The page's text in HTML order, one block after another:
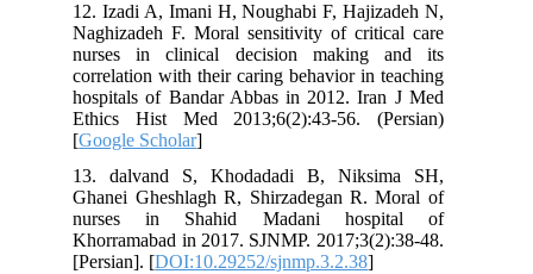
12. Izadi A, Imani H, Noughabi F, Hajizadeh N,
Naghizadeh F. Moral sensitivity of critical care
nurses in clinical decision making and its
correlation with their caring behavior in teaching
hospitals of Bandar Abbas in 2012. Iran J Med
Ethics Hist Med 2013;6(2):43-56. (Persian)
[Google Scholar
13. dalvand S, Khodadadi B, Niksima SH,
Ghanei Gheshlagh R, Shirzadegan R. Moral of
nurses in Shahid Madani hospital of
Khorramabad in 2017. SJNMP. 2017;3(2):38-48.
[Persian]. [DOI:10.29252/sjnmp.3.2.38